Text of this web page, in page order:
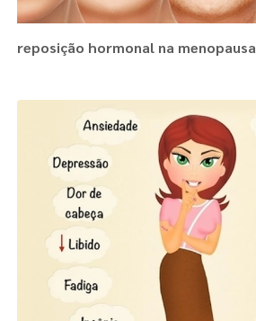
reposição hormonal na menopausa